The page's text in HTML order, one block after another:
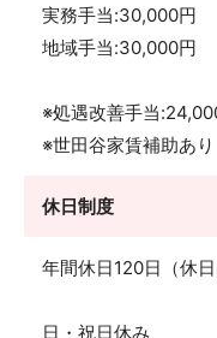
実務手当:30,000円
地域手当:30,000円
※処遇改善手当
※世田谷家賃補助あ
休日制度
年間休日120日（休
日・祝日休み